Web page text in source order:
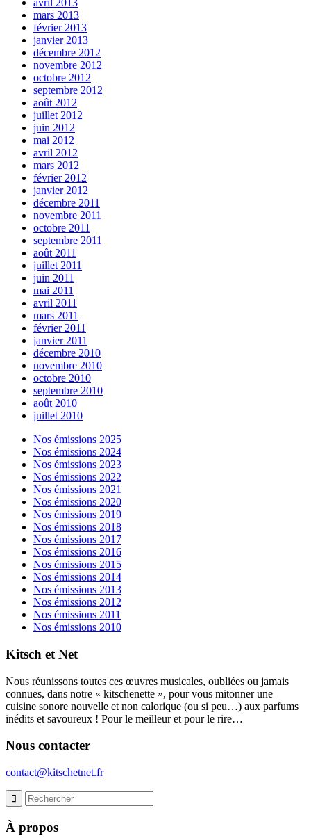
avril 2013
mars 2013
février 2013
janvier 2013
décembre 2012
novembre 2012
octobre 2012
septembre 2012
août 2012
juillet 2012
juin 2012
mai 2012
avril 2012
mars 2012
février 2012
janvier 2012
décembre 2011
novembre 2011
octobre 2011
septembre 2011
août 2011
juillet 2011
juin 2011
mai 2011
avril 2011
mars 2011
février 2011
janvier 2011
décembre 2010
novembre 2010
octobre 2010
septembre 2010
août 2010
juillet 2010
Nos émissions 2025
Nos émissions 2024
Nos émissions 2023
Nos émissions 2022
Nos émissions 2021
Nos émissions 2020
Nos émissions 2019
Nos émissions 2018
Nos émissions 2017
Nos émissions 2016
Nos émissions 2015
Nos émissions 2014
Nos émissions 2013
Nos émissions 2012
Nos émissions 2011
Nos émissions 2010
Kitsch et Net
Nous réunissons toutes ces œuvres musicales, oubliées ou jamais
connues, dans notre « kitschenette », pour vous mitonner une
cuisine sonore nouvelle et non calorique (ou si peu…) aux parfums
inédits et savoureux ! Pour le meilleur et pour le rire…
Nous contacter
contact@kitschetnet.fr
À propos